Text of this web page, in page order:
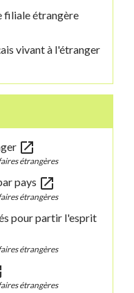
filiale étrangère
vivant à l'étranger
open_in_new
étrangères
pays open_in_new
étrangères
pour partir l'esprit
étrangères
étrangères